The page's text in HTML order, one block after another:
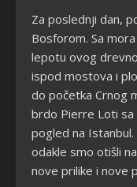
Za poslednji dan,
Bosforom. Sa
lepotu ovog
ispod mostova i
do početka Crnog
brdo Pierre Loti sa
pogled na
odakle smo otišli
nove prilike i nove